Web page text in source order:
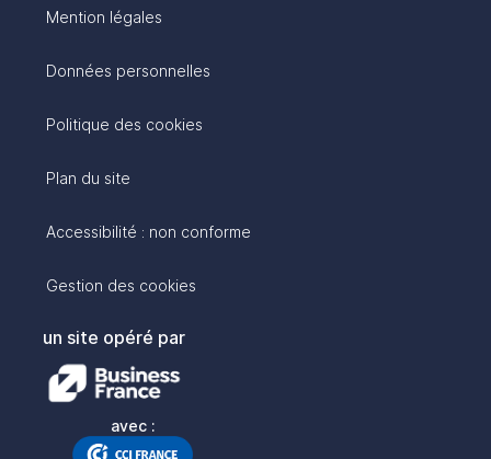
Mention légales
Données personnelles
Politique des cookies
Plan du site
Accessibilité : non conforme
Gestion des cookies
un site opéré par
avec :